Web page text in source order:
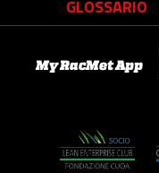
GLOSSARIO
My RacMet App